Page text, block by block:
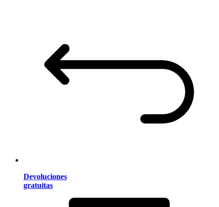
Devoluciones
gratuitas